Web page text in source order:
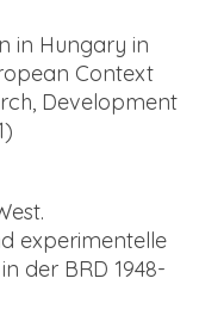
in Hungary in
Context
Development
experimentelle
der BRD 1948-